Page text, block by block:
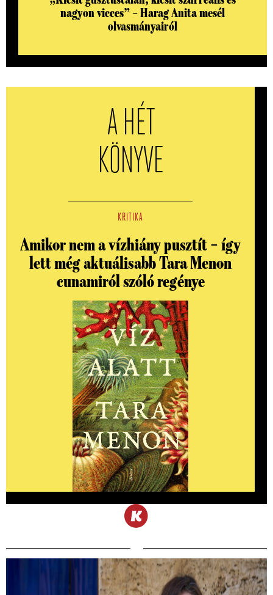
nagyon vicces” – Harag Anita mesél
olvasmányairól
A HÉT
KÖNYVE
KRITIKA
Amikor nem a vízhiány pusztít – így
lett még aktuálisabb Tara Menon
cunamiról szóló regénye